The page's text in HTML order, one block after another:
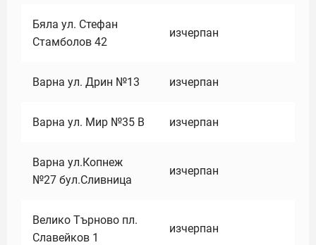
Бяла ул. Стефан
Стамболов 42
изчерпан
Варна ул. Дрин №13 изчерпан
Варна ул. Мир №35 В изчерпан
Варна ул.Копнеж
№27 бул.Сливница
изчерпан
Велико Търново пл.
Славейков 1
изчерпан